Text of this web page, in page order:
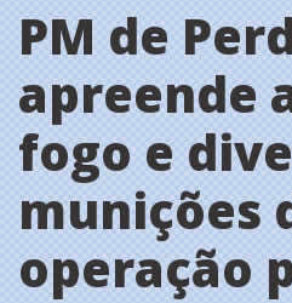
PM de
apreende
fogo e
munições
operação